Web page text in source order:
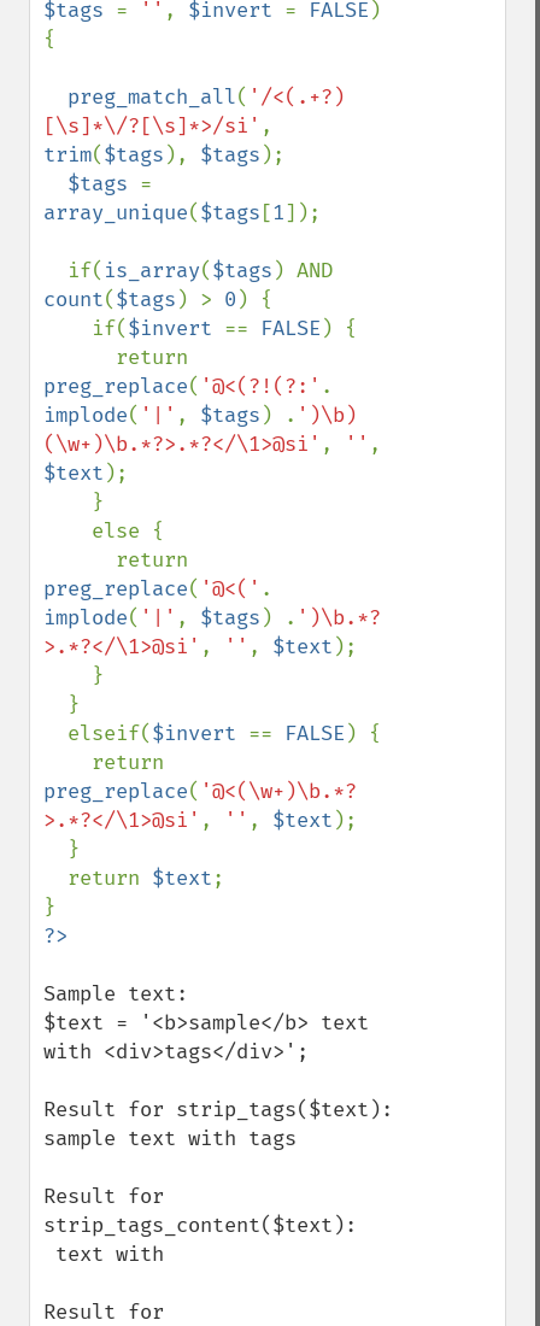
$tags = '' , $invert = FALSE )
{
preg_match_all( '/<(.+?)
[\s]*\/?[\s]*>/si'
trim($tags ), $tags );
$tags
array_unique($tags [1]);
  if(
is_array($tags
count($tags ) > 0 ) {
    if(
$invert == FALSE ) {
preg_replace( '@<(?!(?:'
implode( '|' , $tags ) . ')\b)
(\w+)\b.*?>.*?</\1>@si' , ''
$text );
preg_replace( '@<('
implode( '|' , $tags ) . ')\b.*?
>.*?</\1>@si' , '' , $text );
  elseif(
$invert == FALSE ) {
preg_replace( '@<(\w+)\b.*?
>.*?</\1>@si' , '' , $text );
  return
$text;
Sample text:
$text = '<b>sample</b> text
with <div>tags</div>';
Result for strip_tags($text):
sample text with tags
Result for
strip_tags_content($text):
Result for